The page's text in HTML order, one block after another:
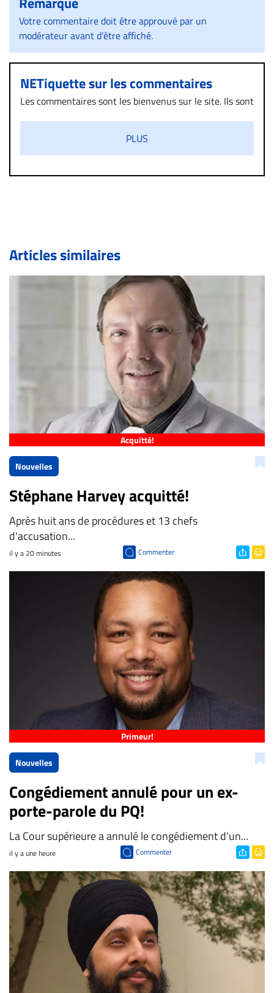
Votre commentaire doit être approuvé par un
modérateur avant d’être affiché.
NETiquette sur les commentaires
Les commentaires sont les bienvenus sur le site. Ils sont
diffamatoire. Si malgré cette politique de modération,
un commentaire publié sur le site vous dérange, prenez
immédiatement contact par courriel (info@droit-
de validation, un droit de réponse.
Bien à vous,
La Rédaction de Droit-inc.com
PLUS
Articles similaires
Acquitté!
Nouvelles
Stéphane Harvey acquitté!
Après huit ans de procédures et 13 chefs
d'accusation...
il y a 20 minutes Commenter
Primeur!
Nouvelles
Congédiement annulé pour un ex-
porte-parole du PQ!
La Cour supérieure a annulé le congédiement d'un...
il y a une heure Commenter